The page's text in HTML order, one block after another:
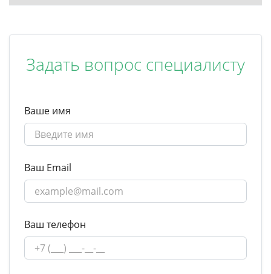
Задать вопрос специалисту
Ваше имя
Ваш Email
Ваш телефон